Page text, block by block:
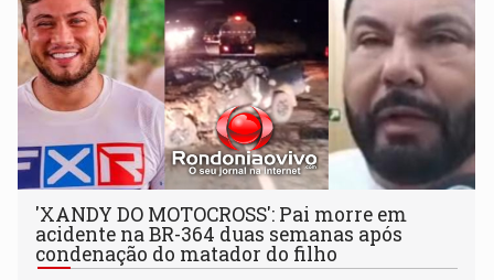
'XANDY DO MOTOCROSS': Pai morre em
acidente na BR-364 duas semanas após
condenação do matador do filho